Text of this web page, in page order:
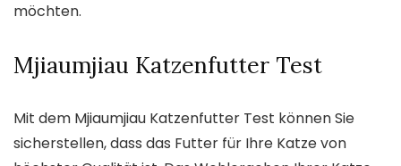
möchten.
Mjiaumjiau Katzenfutter Test
Mit dem Mjiaumjiau Katzenfutter Test können Sie
sicherstellen, dass das Futter für Ihre Katze von